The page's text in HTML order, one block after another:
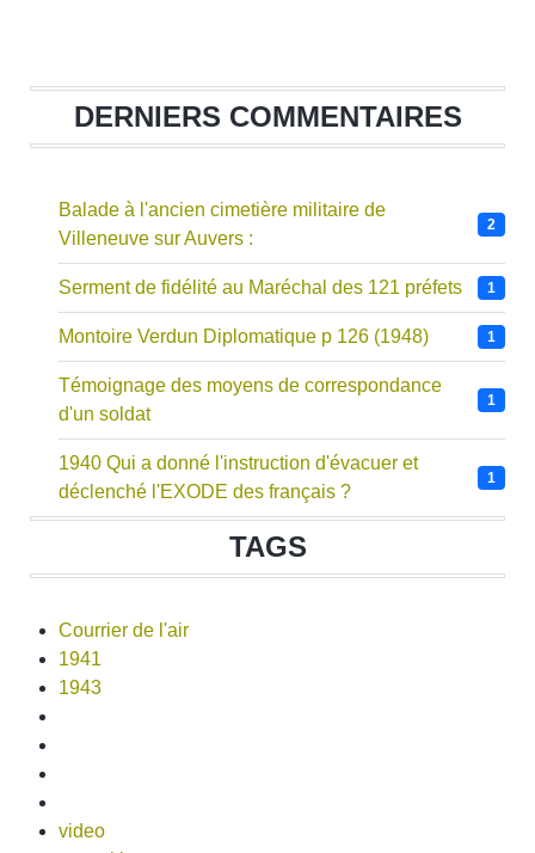
DERNIERS COMMENTAIRES
Balade à l'ancien cimetière militaire de
Villeneuve sur Auvers :
2
Serment de fidélité au Maréchal des 121 préfets 1
Montoire Verdun Diplomatique p 126 (1948) 1
Témoignage des moyens de correspondance
d'un soldat
1
1940 Qui a donné l'instruction d'évacuer et
déclenché l'EXODE des français ?
1
TAGS
Courrier de l'air
1941
1943
video